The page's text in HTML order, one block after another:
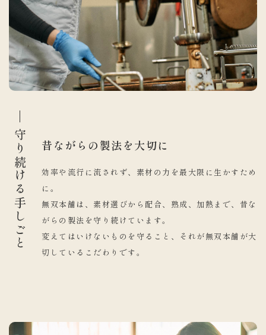
守り続ける手しごと 昔ながらの製法を大切に
効率や流行に流されず、素材の力を最大限に生かすため
に。
無双本舗は、素材選びから配合、熟成、加熱まで、昔な
がらの製法を守り続けています。
変えてはいけないものを守ること、それが無双本舗が大
切しているこだわりです。